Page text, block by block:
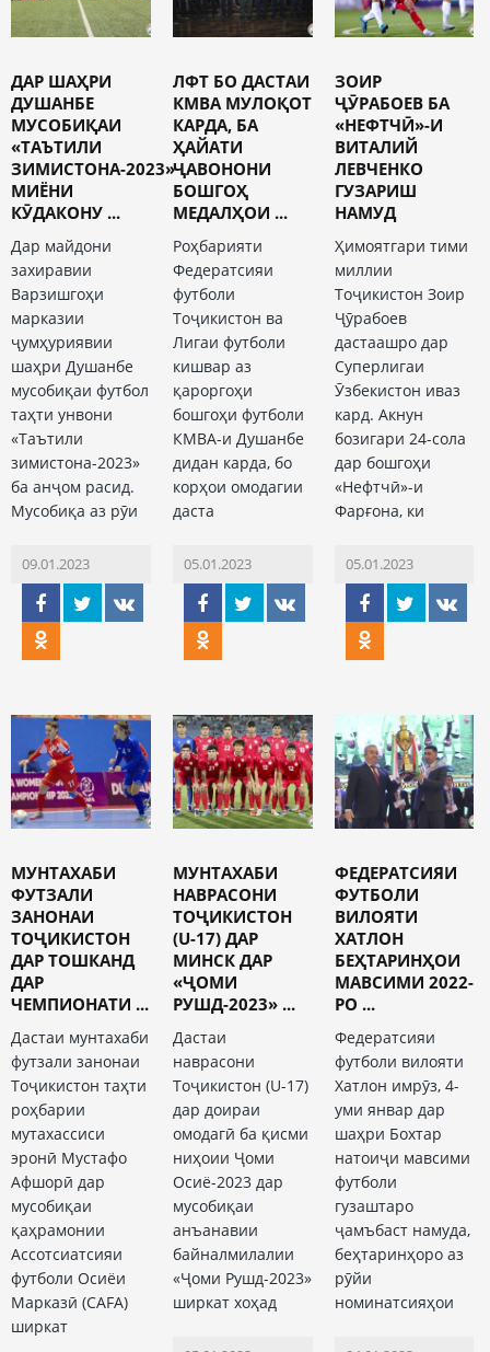
ДАР ШАҲРИ
ДУШАНБЕ
МУСОБИҚАИ
«ТАЪТИЛИ
ЗИМИСТОНА-2023»
МИЁНИ
КӮДАКОНУ ...
Дар майдони
захиравии
Варзишгоҳи
марказии
ҷумҳуриявии
шаҳри Душанбе
мусобиқаи футбол
таҳти унвони
«Таътили
зимистона-2023»
ба анҷом расид.
Мусобиқа аз рӯи
09.01.2023
ЛФТ БО ДАСТАИ
КМВА МУЛОҚОТ
КАРДА, БА
ҲАЙАТИ
ҶАВОНОНИ
БОШГОҲ
МЕДАЛҲОИ ...
Роҳбарияти
Федератсияи
футболи
Тоҷикистон ва
Лигаи футболи
кишвар аз
қароргоҳи
бошгоҳи футболи
КМВА-и Душанбе
дидан карда, бо
корҳои омодагии
даста
05.01.2023
ЗОИР
ҶӮРАБОЕВ БА
«НЕФТЧӢ»-И
ВИТАЛИЙ
ЛЕВЧЕНКО
ГУЗАРИШ
НАМУД
Ҳимоятгари тими
миллии
Тоҷикистон Зоир
Ҷӯрабоев
дастаашро дар
Суперлигаи
Ӯзбекистон иваз
кард. Акнун
бозигари 24-сола
дар бошгоҳи
«Нефтчӣ»-и
Фарғона, ки
05.01.2023
МУНТАХАБИ
ФУТЗАЛИ
ЗАНОНАИ
ТОҶИКИСТОН
ДАР ТОШКАНД
ДАР
ЧЕМПИОНАТИ ...
Дастаи мунтахаби
футзали занонаи
Тоҷикистон таҳти
роҳбарии
мутахассиси
эронӣ Мустафо
Афшорӣ дар
мусобиқаи
қаҳрамонии
Ассотсиатсияи
футболи Осиёи
Марказӣ (CAFA)
ширкат
МУНТАХАБИ
НАВРАСОНИ
ТОҶИКИСТОН
(U-17) ДАР
МИНСК ДАР
«ҶОМИ
РУШД-2023» ...
Дастаи
наврасони
Тоҷикистон (U-17)
дар доираи
омодагӣ ба қисми
ниҳоии Ҷоми
Осиё-2023 дар
мусобиқаи
анъанавии
байналмилалии
«Ҷоми Рушд-2023»
ширкат хоҳад
ФЕДЕРАТСИЯИ
ФУТБОЛИ
ВИЛОЯТИ
ХАТЛОН
БЕҲТАРИНҲОИ
МАВСИМИ 2022-
РО ...
Федератсияи
футболи вилояти
Хатлон имрӯз, 4-
уми январ дар
шаҳри Бохтар
натоиҷи мавсими
футболи
гузаштаро
ҷамъбаст намуда,
беҳтаринҳоро аз
рӯйи
номинатсияҳои